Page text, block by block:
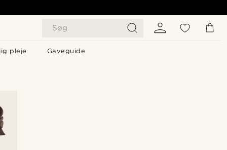
Søg
pleje Gaveguide